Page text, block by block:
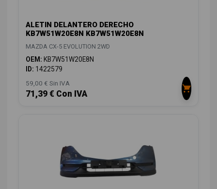
ALETIN DELANTERO DERECHO
KB7W51W20E8N KB7W51W20E8N
MAZDA CX-5 EVOLUTION 2WD
OEM: KB7W51W20E8N
ID: 1422579
59,00 € Sin IVA
71,39 € Con IVA